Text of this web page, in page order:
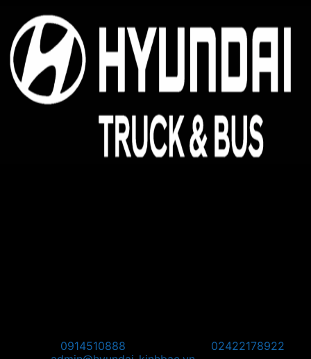
0914510888
02422178922